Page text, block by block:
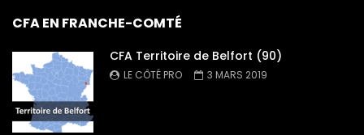
CFA EN FRANCHE-COMTÉ
CFA Territoire de Belfort (90)
LE CÔTÉ PRO 3 MARS 2019